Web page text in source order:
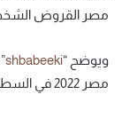
مصر القروض
ويوضح “shbabeeki
مصر 2022 في السطور التالية.